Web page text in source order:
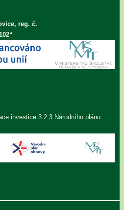
reg. č.
investice 3.2.3 Národního plánu